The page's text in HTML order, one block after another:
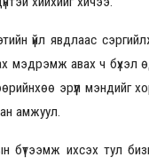
үйл явдлаас
мэдрэмж авах ч бүхэл
эрүүл мэндийг
амжуул.
бүтээмж ихсэх тул